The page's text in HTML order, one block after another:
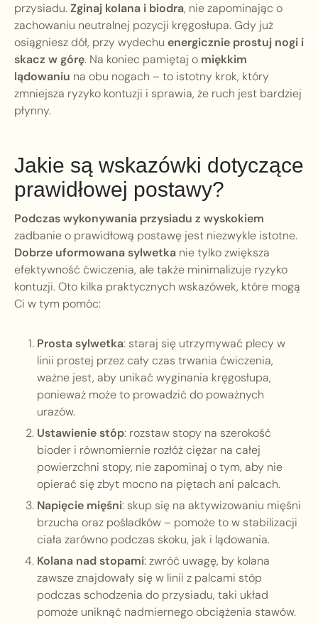
przysiadu.Zginaj kolana i biodra, nie zapominając o
zachowaniu neutralnej pozycji kręgosłupa. Gdy już
osiągniesz dół, przy wydechu energicznie prostuj nogi i
skacz w górę. Na koniec pamiętaj o miękkim
lądowaniu na obu nogach – to istotny krok, który
zmniejsza ryzyko kontuzji i sprawia, że ruch jest bardziej
płynny.
Jakie są wskazówki dotyczące
prawidłowej postawy?
Podczas wykonywania przysiadu z wyskokiem
zadbanie o prawidłową postawę jest niezwykle istotne.
Dobrze uformowana sylwetka nie tylko zwiększa
efektywność ćwiczenia, ale także minimalizuje ryzyko
kontuzji. Oto kilka praktycznych wskazówek, które mogą
Ci w tym pomóc:
Prosta sylwetka: staraj się utrzymywać plecy w
linii prostej przez cały czas trwania ćwiczenia,
ważne jest, aby unikać wyginania kręgosłupa,
ponieważ może to prowadzić do poważnych
urazów.
Ustawienie stóp: rozstaw stopy na szerokość
bioder i równomiernie rozłóż ciężar na całej
powierzchni stopy, nie zapominaj o tym, aby nie
opierać się zbyt mocno na piętach ani palcach.
Napięcie mięśni: skup się na aktywizowaniu mięśni
brzucha oraz pośladków – pomoże to w stabilizacji
ciała zarówno podczas skoku, jak i lądowania.
Kolana nad stopami: zwróć uwagę, by kolana
zawsze znajdowały się w linii z palcami stóp
podczas schodzenia do przysiadu, taki układ
pomoże uniknąć nadmiernego obciążenia stawów.